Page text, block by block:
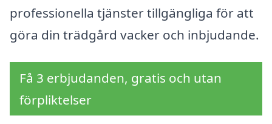
professionella tjänster tillgängliga för att
göra din trädgård vacker och inbjudande.
Få 3 erbjudanden, gratis och utan
förpliktelser